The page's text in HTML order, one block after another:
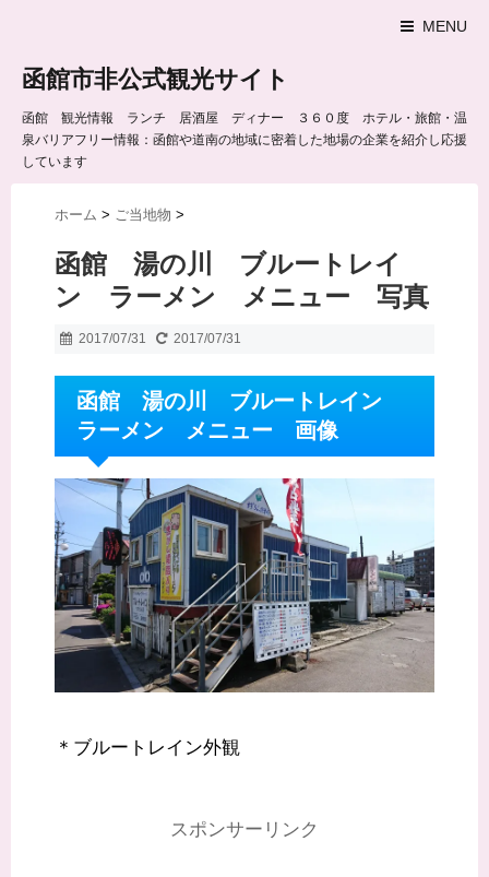
MENU
函館市非公式観光サイト
函館 観光情報 ランチ 居酒屋 ディナー ３６０度 ホテル・旅館・温
泉バリアフリー情報：函館や道南の地域に密着した地場の企業を紹介し応援
しています
ホーム > ご当地物 >
函館 湯の川 ブルートレイ
ン ラーメン メニュー 写真
2017/07/31 2017/07/31
函館 湯の川 ブルートレイン
ラーメン メニュー 画像
＊ブルートレイン外観
スポンサーリンク